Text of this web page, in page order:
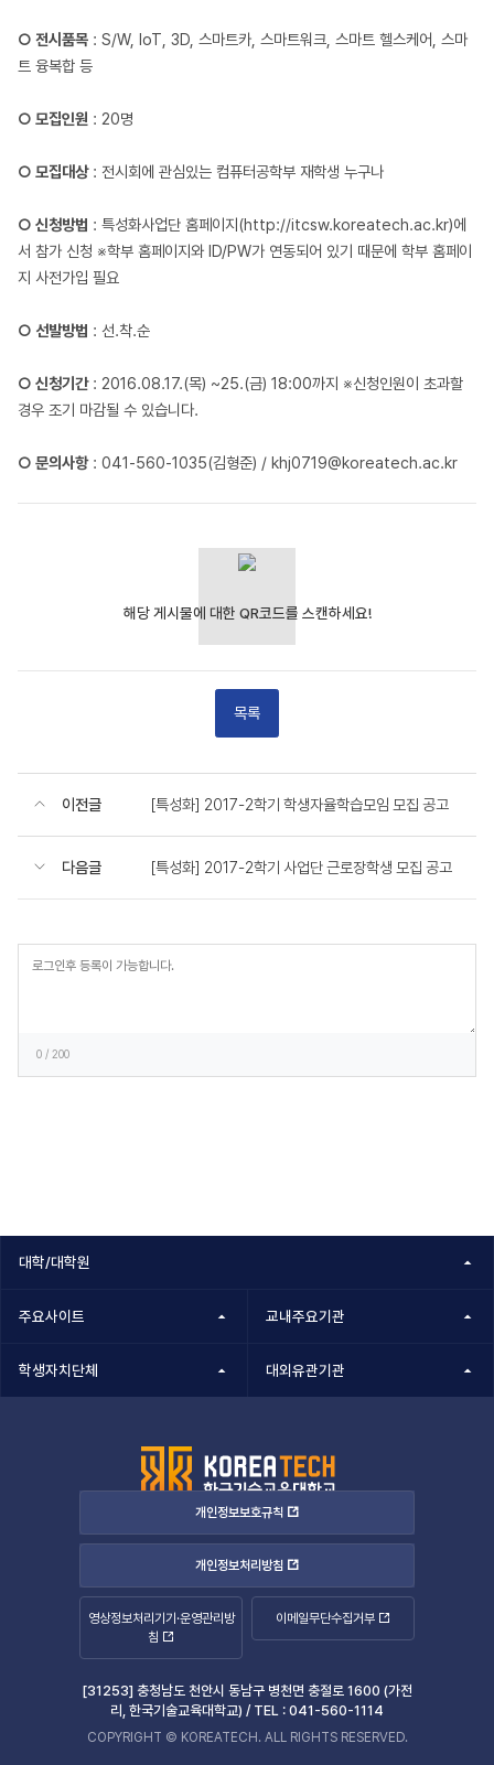
○ 전시품목 : S/W, IoT, 3D, 스마트카, 스마트워크, 스마트 헬스케어, 스마
트 융복합 등
○ 모집인원 : 20명
○ 모집대상: 전시회에 관심있는 컴퓨터공학부 재학생 누구나
○ 신청방법 : 특성화사업단 홈페이지(http://itcsw.koreatech.ac.kr)에
서 참가 신청 ※학부 홈페이지와 ID/PW가 연동되어 있기 때문에 학부 홈페이
지 사전가입 필요
○ 선발방법 : 선.착.순
○ 신청기간: 2016.08.17.(목) ~25.(금) 18:00까지 ※신청인원이 초과할
경우 조기 마감될 수 있습니다.
○ 문의사항: 041-560-1035(김형준) / khj0719@koreatech.ac.kr
목록
이전글 [특성화] 2017-2학기 학생자율학습모임 모집 공고
다음글 [특성화] 2017-2학기 사업단 근로장학생 모집 공고
0 / 200
대학/대학원
주요사이트 교내주요기관
학생자치단체 대외유관기관
개인정보보호규칙
개인정보처리방침
영상정보처리기기·운영관리방
침
이메일무단수집거부
[31253] 충청남도 천안시 동남구 병천면 충절로 1600 (가전
리, 한국기술교육대학교) / TEL : 041-560-1114
COPYRIGHT © KOREATECH. ALL RIGHTS RESERVED.